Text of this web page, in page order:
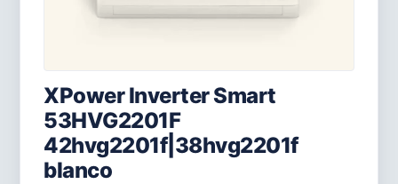
XPower Inverter Smart
53HVG2201F
42hvg2201f|38hvg2201f
blanco